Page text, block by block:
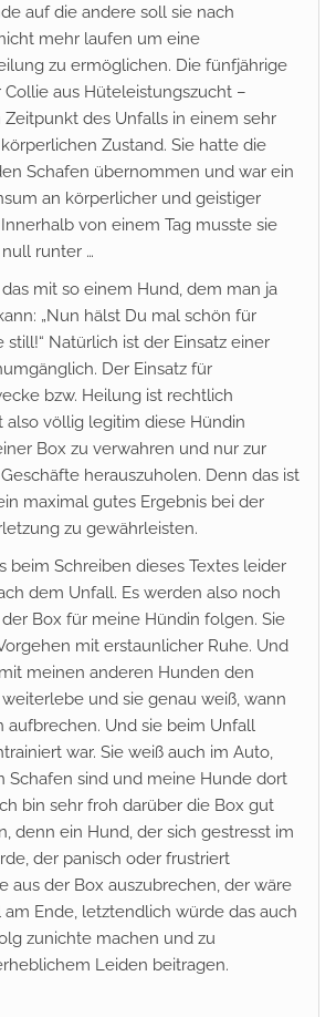
auf die andere soll sie nach
mehr laufen um eine
zu ermöglichen. Die fünfjährige
aus Hüteleistungszucht –
Zeitpunkt des Unfalls in einem sehr
Zustand. Sie hatte die
Schafen übernommen und war ein
an körperlicher und geistiger
von einem Tag musste sie
runter …
mit so einem Hund, dem man ja
„Nun hälst Du mal schön für
Natürlich ist der Einsatz einer
Der Einsatz für
bzw. Heilung ist rechtlich
also völlig legitim diese Hündin
Box zu verwahren und nur zur
herauszuholen. Denn das ist
maximal gutes Ergebnis bei der
zu gewährleisten.
beim Schreiben dieses Textes leider
dem Unfall. Es werden also noch
Box für meine Hündin folgen. Sie
mit erstaunlicher Ruhe. Und
meinen anderen Hunden den
und sie genau weiß, wann
aufbrechen. Und sie beim Unfall
war. Sie weiß auch im Auto,
Schafen sind und meine Hunde dort
bin sehr froh darüber die Box gut
denn ein Hund, der sich gestresst im
der panisch oder frustriert
aus der Box auszubrechen, der wäre
Ende, letztendlich würde das auch
zunichte machen und zu
Leiden beitragen.